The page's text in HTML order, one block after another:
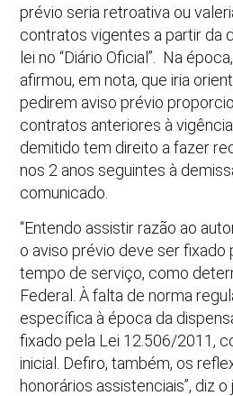
prévio seria retroativa ou
contratos vigentes a partir da
lei no “Diário Oficial”. Na
afirmou, em nota, que iria
pedirem aviso prévio
contratos anteriores à
demitido tem direito a fazer
nos 2 anos seguintes à
comunicado.
“Entendo assistir razão ao
o aviso prévio deve ser
tempo de serviço, como
Federal. À falta de norma
específica à época da
fixado pela Lei 12.506/2011,
inicial. Defiro, também, os
honorários assistenciais”, diz